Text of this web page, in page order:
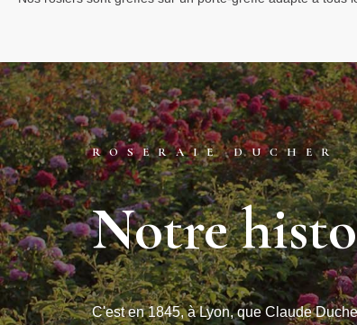
ROSERAIE DUCHER
Notre
C'est en 1845, à Lyon, que Claude